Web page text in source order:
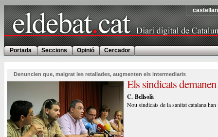
Portada Seccions Opinió Cercador
Denuncien que, malgrat les retallades, augmenten els intermediaris
Els sindicats
C. Bellsolà
Nou sindicats de la sanitat catalana